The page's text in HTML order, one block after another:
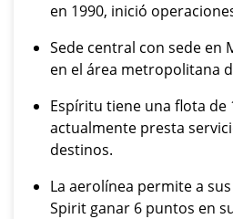
en 1990, inició
Sede central con sede en
en el área metropolitana
Espíritu tiene una flota de
actualmente presta
destinos.
La aerolínea permite a
Spirit ganar 6 puntos en